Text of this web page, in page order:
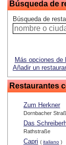
Búsqueda de
Búsqueda de
Más opciones de
Añadir un
Restaurantes
Zum Herkner
Dornbacher
Das
Rathstraße
Capri ( italiano )